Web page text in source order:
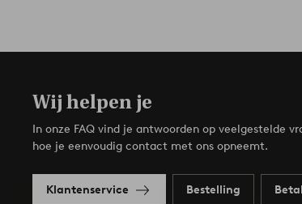
Wij helpen je
In onze FAQ vind je antwoorden op veelgestelde
hoe je eenvoudig contact met ons opneemt.
Klantenservice Bestelling